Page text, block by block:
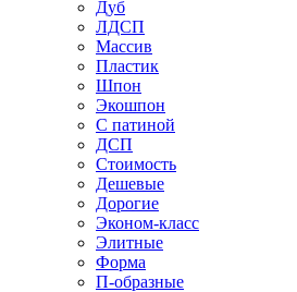
Дуб
ЛДСП
Массив
Пластик
Шпон
Экошпон
С патиной
ДСП
Стоимость
Дешевые
Дорогие
Эконом-класс
Элитные
Форма
П-образные